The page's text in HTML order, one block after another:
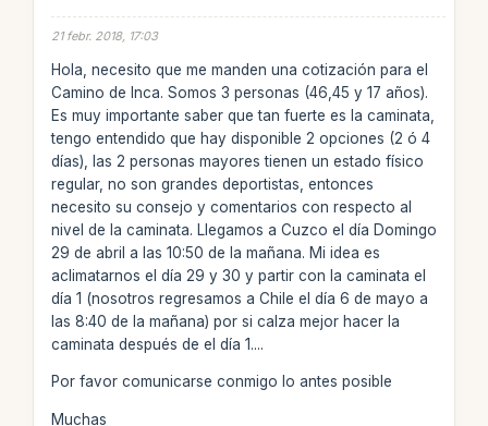
21 febr. 2018, 17:03
Hola, necesito que me manden una cotización para el
Camino de Inca. Somos 3 personas (46,45 y 17 años).
Es muy importante saber que tan fuerte es la caminata,
tengo entendido que hay disponible 2 opciones (2 ó 4
días), las 2 personas mayores tienen un estado físico
regular, no son grandes deportistas, entonces
necesito su consejo y comentarios con respecto al
nivel de la caminata. Llegamos a Cuzco el día Domingo
29 de abril a las 10:50 de la mañana. Mi idea es
aclimatarnos el día 29 y 30 y partir con la caminata el
día 1 (nosotros regresamos a Chile el día 6 de mayo a
las 8:40 de la mañana) por si calza mejor hacer la
caminata después de el día 1....
Por favor comunicarse conmigo lo antes posible
Muchas